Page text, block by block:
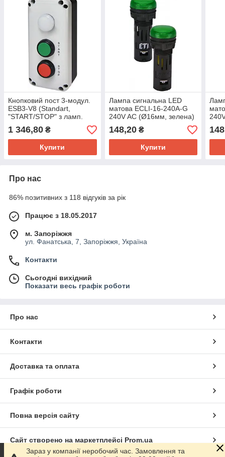
Кнопковий пост 3-модул.
ESB3-V8 (Standart,
"START/STOP" з ламп.
LED240V AC, червона/
зелена/біла)
1 346,80 ₴
Купити
Лампа сигнальна LED
матова ECLI-16-240A-G
240V AC (Ø16мм, зелена)
148,20₴
Купити
Про нас
86% позитивних з 118 відгуків за рік
Працює з 18.05.2017
м. Запоріжжя
ул. Фанатська, 7, Запоріжжя, Україна
Контакти
Сьогодні вихідний
Показати весь графік роботи
Про нас
Контакти
Доставка та оплата
Графік роботи
Повна версія сайту
Сайт створено на маркетплейсі Prom.ua
Зараз у компанії неробочий час. Замовлення та